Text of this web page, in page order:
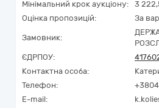
Мінімальний крок аукціону:
3
Оцінка пропозицій:
За
Замовник:
ЄДРПОУ:
Контактна особа:
Телефон:
E-mail: